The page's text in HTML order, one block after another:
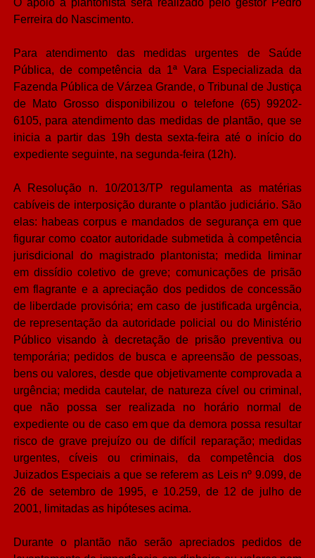
O apoio à plantonista será realizado pelo gestor Pedro
Ferreira do Nascimento.
Para atendimento das medidas urgentes de Saúde
Pública, de competência da 1ª Vara Especializada da
Fazenda Pública de Várzea Grande, o Tribunal de Justiça
de Mato Grosso disponibilizou o telefone (65) 99202-
6105, para atendimento das medidas de plantão, que se
inicia a partir das 19h desta sexta-feira até o início do
expediente seguinte, na segunda-feira (12h).
A Resolução n. 10/2013/TP regulamenta as matérias
cabíveis de interposição durante o plantão judiciário. São
elas: habeas corpus e mandados de segurança em que
figurar como coator autoridade submetida à competência
jurisdicional do magistrado plantonista; medida liminar
em dissídio coletivo de greve; comunicações de prisão
em flagrante e a apreciação dos pedidos de concessão
de liberdade provisória; em caso de justificada urgência,
de representação da autoridade policial ou do Ministério
Público visando à decretação de prisão preventiva ou
temporária; pedidos de busca e apreensão de pessoas,
bens ou valores, desde que objetivamente comprovada a
urgência; medida cautelar, de natureza cível ou criminal,
que não possa ser realizada no horário normal de
expediente ou de caso em que da demora possa resultar
risco de grave prejuízo ou de difícil reparação; medidas
urgentes, cíveis ou criminais, da competência dos
Juizados Especiais a que se referem as Leis nº 9.099, de
26 de setembro de 1995, e 10.259, de 12 de julho de
2001, limitadas as hipóteses acima.
Durante o plantão não serão apreciados pedidos de